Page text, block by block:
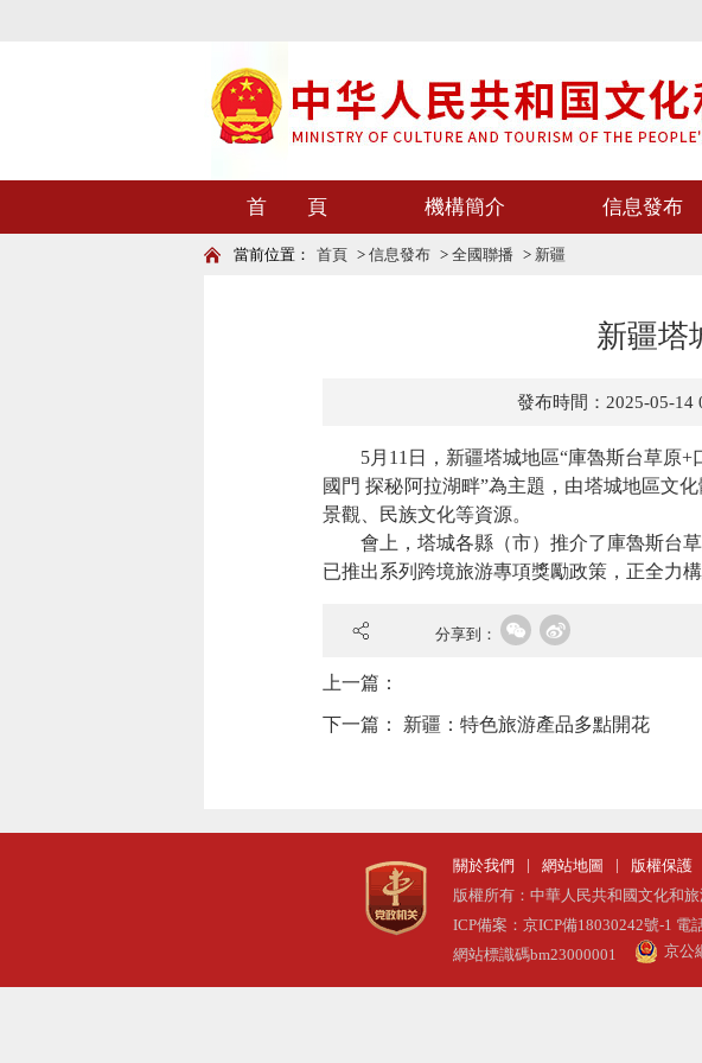
首 頁 機構簡介 信息發布
當前位置： 首頁 > 信息發布 > 全國聯播 > 新疆
新疆塔
發布時間：2025-05-14
5月11日，新疆塔城地區“庫魯斯台草原+
國門 探秘阿拉湖畔”為主題，由塔城地區文
景觀、民族文化等資源。
會上，塔城各縣（市）推介了庫魯斯台草
已推出系列跨境旅游專項獎勵政策，正全力
分享到：
上一篇：
下一篇： 新疆：特色旅游產品多點開花